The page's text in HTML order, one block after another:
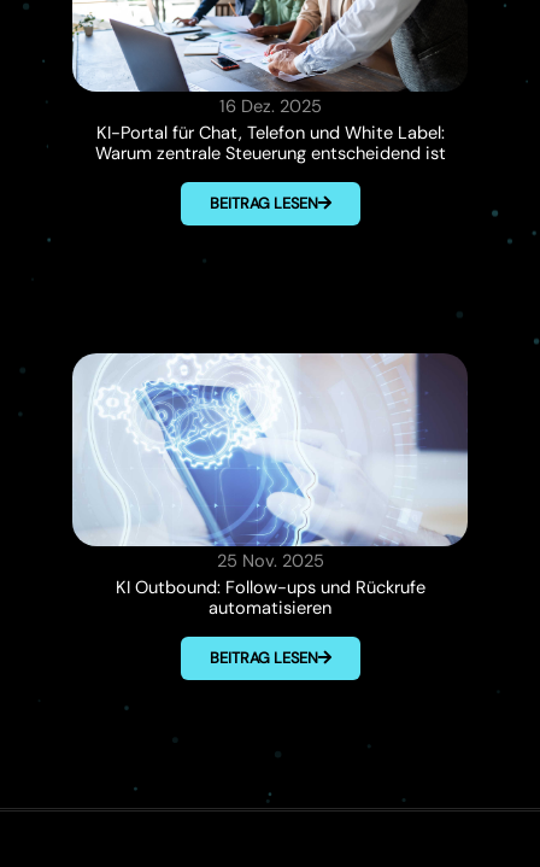
16 Dez. 2025
KI-Portal für Chat, Telefon und White Label:
Warum zentrale Steuerung entscheidend ist
BEITRAG LESEN
25 Nov. 2025
KI Outbound: Follow-ups und Rückrufe
automatisieren
BEITRAG LESEN